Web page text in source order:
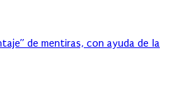
de mentiras, con ayuda de la